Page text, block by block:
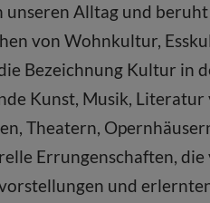
unseren Alltag und
von Wohnkultur,
Bezeichnung Kultur in
Kunst, Musik, Literatur
Theatern,
Errungenschaften, die
und